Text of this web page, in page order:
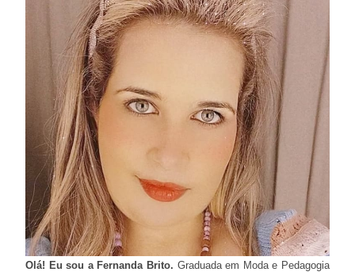
Olá! Eu sou a Fernanda Brito. Graduada em Moda e Pedagogia